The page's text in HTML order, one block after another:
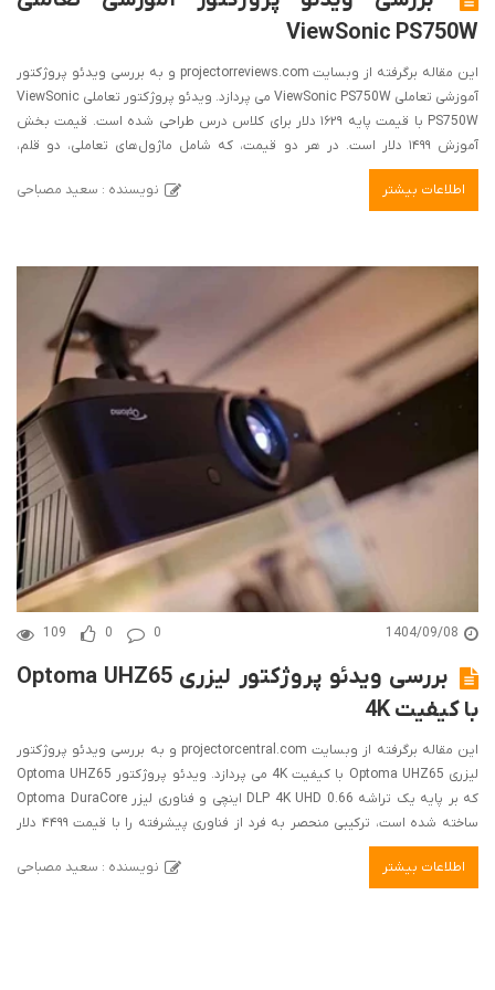
ViewSonic PS750W
این مقاله برگرفته از وبسایت projectorreviews.com و به بررسی ویدئو پروژکتور
آموزشی تعاملی ViewSonic PS750W می پردازد. ویدئو پروژکتور تعاملی ViewSonic
PS750W با قیمت پایه ۱۶۲۹ دلار برای کلاس درس طراحی شده است. قیمت بخش
آموزش ۱۴۹۹ دلار است. در هر دو قیمت، که شامل ماژول‌های تعاملی، دو قلم،
عنوان یک راه‌حل کامل برای مدارس طراحی کرده است. این یک ویدئو پروژکتور
تصویر باشید.
اطلاعات بیشتر نویسنده : سعید مصباحی
1404/09/08
109 0 0
بررسی ویدئو پروژکتور لیزری Optoma UHZ65
با کیفیت 4K
این مقاله برگرفته از وبسایت projectorcentral.com و به بررسی ویدئو پروژکتور
لیزری Optoma UHZ65 با کیفیت 4K می پردازد. ویدئو پروژکتور Optoma UHZ65
که بر پایه یک تراشه DLP 4K UHD 0.66 اینچی و فناوری لیزر Optoma DuraCore
ساخته شده است، ترکیبی منحصر به فرد از فناوری پیشرفته را با قیمت ۴۴۹۹ دلار
برخلاف ویدئو پروژکتورهای مصرفی و در صدر سری UHD (مبتنی بر لامپ)/UHZ
اطلاعات بیشتر نویسنده : سعید مصباحی